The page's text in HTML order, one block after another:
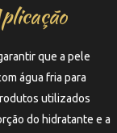
que a pele
água fria para
utilizados
do hidratante e a